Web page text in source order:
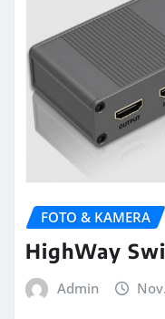
FOTO & KAMERA
HighWay
Admin